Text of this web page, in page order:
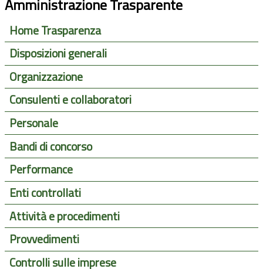
Amministrazione Trasparente
Home Trasparenza
Disposizioni generali
Organizzazione
Consulenti e collaboratori
Personale
Bandi di concorso
Performance
Enti controllati
Attività e procedimenti
Provvedimenti
Controlli sulle imprese